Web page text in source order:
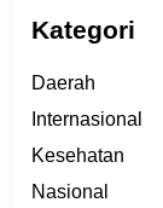
Kategori
Daerah
Internasional
Kesehatan
Nasional